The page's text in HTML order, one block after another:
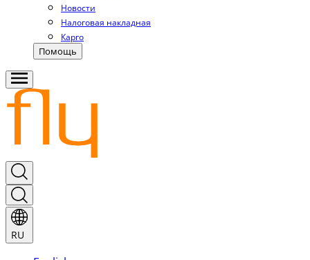
Новости
Налоговая накладная
Карго
Помощь
RU